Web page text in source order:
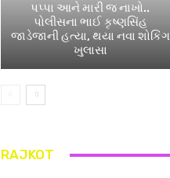
પપ્પા આને મારી જ નાખો..
પોલીસના ભાઈ કૃષ્ણસિંહ
જાડેજાની હત્યા, થયા નવા શોકિંગ
ખુલાસા
RAJKOT